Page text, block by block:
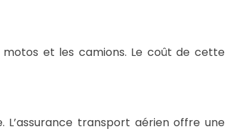
et les camions. Le coût de cette
transport aérien offre une